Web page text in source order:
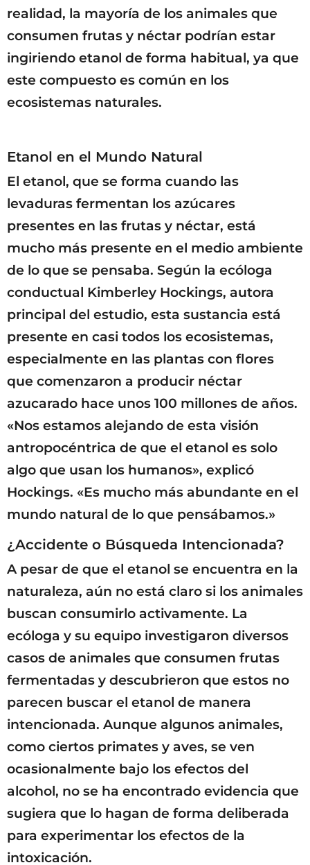
realidad, la mayoría de los animales que
consumen frutas y néctar podrían estar
ingiriendo etanol de forma habitual, ya que
este compuesto es común en los
ecosistemas naturales.
Etanol en el Mundo Natural
El etanol, que se forma cuando las
levaduras fermentan los azúcares
presentes en las frutas y néctar, está
mucho más presente en el medio ambiente
de lo que se pensaba. Según la ecóloga
conductual Kimberley Hockings, autora
principal del estudio, esta sustancia está
presente en casi todos los ecosistemas,
especialmente en las plantas con flores
que comenzaron a producir néctar
azucarado hace unos 100 millones de años.
«Nos estamos alejando de esta visión
antropocéntrica de que el etanol es solo
algo que usan los humanos», explicó
Hockings. «Es mucho más abundante en el
mundo natural de lo que pensábamos.»
¿Accidente o Búsqueda Intencionada?
A pesar de que el etanol se encuentra en la
naturaleza, aún no está claro si los animales
buscan consumirlo activamente. La
ecóloga y su equipo investigaron diversos
casos de animales que consumen frutas
fermentadas y descubrieron que estos no
parecen buscar el etanol de manera
intencionada. Aunque algunos animales,
como ciertos primates y aves, se ven
ocasionalmente bajo los efectos del
alcohol, no se ha encontrado evidencia que
sugiera que lo hagan de forma deliberada
para experimentar los efectos de la
intoxicación.